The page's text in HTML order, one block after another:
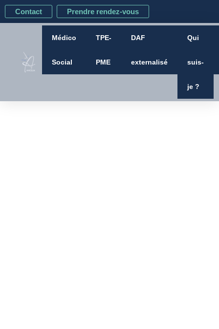
Aller
au
Contact Prendre rendez-vous
Médico
Social
TPE-
PME
DAF
externalisé
Qui
suis-
je ?